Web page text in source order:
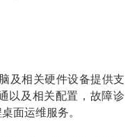
及相关硬件设备提供支
以及相关配置，故障诊
面运维服务。